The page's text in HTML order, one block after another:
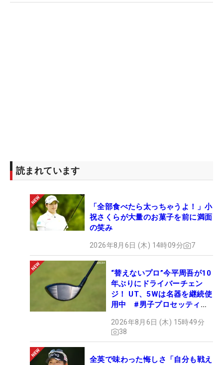
読まれています
「全部食べたら太っちゃうよ！」小
祝さくらが大量のお菓子を前に満面
の笑み
2026年8月6日 (木) 14時09分 7
“替えないプロ”今平周吾が10
年ぶりにドライバーチェン
ジ！ UT、5Wは名器を継続使
用中 #男子プロセッティン
2026年8月6日 (木) 15時49分
38
全英で味わった悔しさ「自分も戦え